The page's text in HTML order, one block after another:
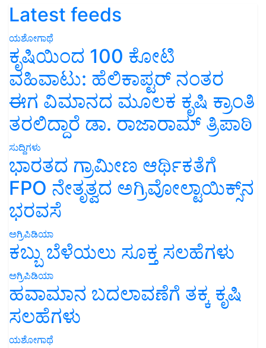
Latest feeds
ಯಶೋಗಾಥೆ
ಕೃಷಿಯಿಂದ 100 ಕೋಟಿ
ವಹಿವಾಟು: ಹೆಲಿಕಾಪ್ಟರ್ ನಂತರ
ಈಗ ವಿಮಾನದ ಮೂಲಕ ಕೃಷಿ ಕ್ರಾಂತಿ
ತರಲಿದ್ದಾರೆ ಡಾ. ರಾಜಾರಾಮ್ ತ್ರಿಪಾಠಿ
ಸುದ್ದಿಗಳು
ಭಾರತದ ಗ್ರಾಮೀಣ ಆರ್ಥಿಕತೆಗೆ
FPO ನೇತೃತ್ವದ ಅಗ್ರಿವೋಲ್ಟಾಯಿಕ್ಸ್‌ನ
ಭರವಸೆ
ಅಗ್ರಿಪಿಡಿಯಾ
ಕಬ್ಬು ಬೆಳೆಯಲು ಸೂಕ್ತ ಸಲಹೆಗಳು
ಅಗ್ರಿಪಿಡಿಯಾ
ಹವಾಮಾನ ಬದಲಾವಣೆಗೆ ತಕ್ಕ ಕೃಷಿ
ಸಲಹೆಗಳು
ಯಶೋಗಾಥೆ